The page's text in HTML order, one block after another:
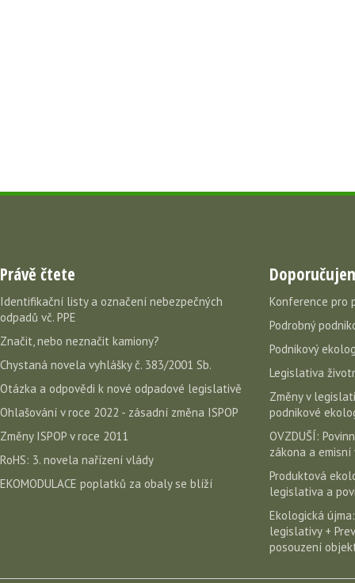
Právě čtete
Identifikační listy a označení nebezpečných
odpadů vč. PPE
Značit, nebo neznačit kamiony?
Chystaná novela vyhlášky č. 383/2001 Sb.
Otázka a odpovědi k nové odpadové legislativě
Ohlašování v roce 2022 - zásadní změna ISPOP
Změny ISPOP v roce 2011
RoHS: 3. novela nařízení vlády
EKOMODULACE poplatků za obaly se blíží
Konference pro
Podrobný
Podnikový
Legislativa
Změny v
podnikové
OVZDUŠÍ:
zákona a emisní
Produktová
legislativa a
Ekologická
legislativy +
posouzení